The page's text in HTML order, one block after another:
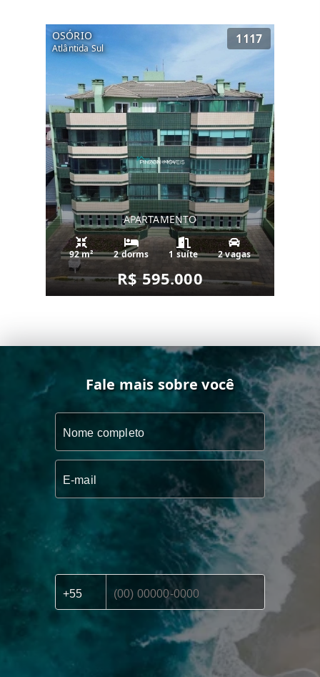
OSÓRIO
Atlântida Sul
1117
APARTAMENTO
92 m² 2 dorms 1 suíte 2 vagas
R$ 595.000
Fale mais sobre você